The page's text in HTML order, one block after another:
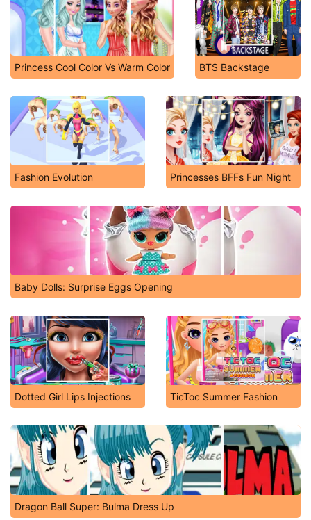
Princess Cool Color Vs Warm Color BTS Backstage
Fashion Evolution Princesses BFFs Fun Night
Baby Dolls: Surprise Eggs Opening
Dotted Girl Lips Injections TicToc Summer Fashion
Dragon Ball Super: Bulma Dress Up